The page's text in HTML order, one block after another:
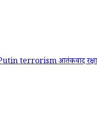
terrorismआतंकवाद